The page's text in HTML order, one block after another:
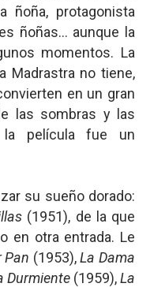
ñoña, protagonista
ñoñas... aunque la
momentos. La
Madrastra no tiene,
en un gran
las sombras y las
la película fue un
su sueño dorado:
(1951), de la que
en otra entrada. Le
Pan (1953),La Dama
Durmiente (1959),La